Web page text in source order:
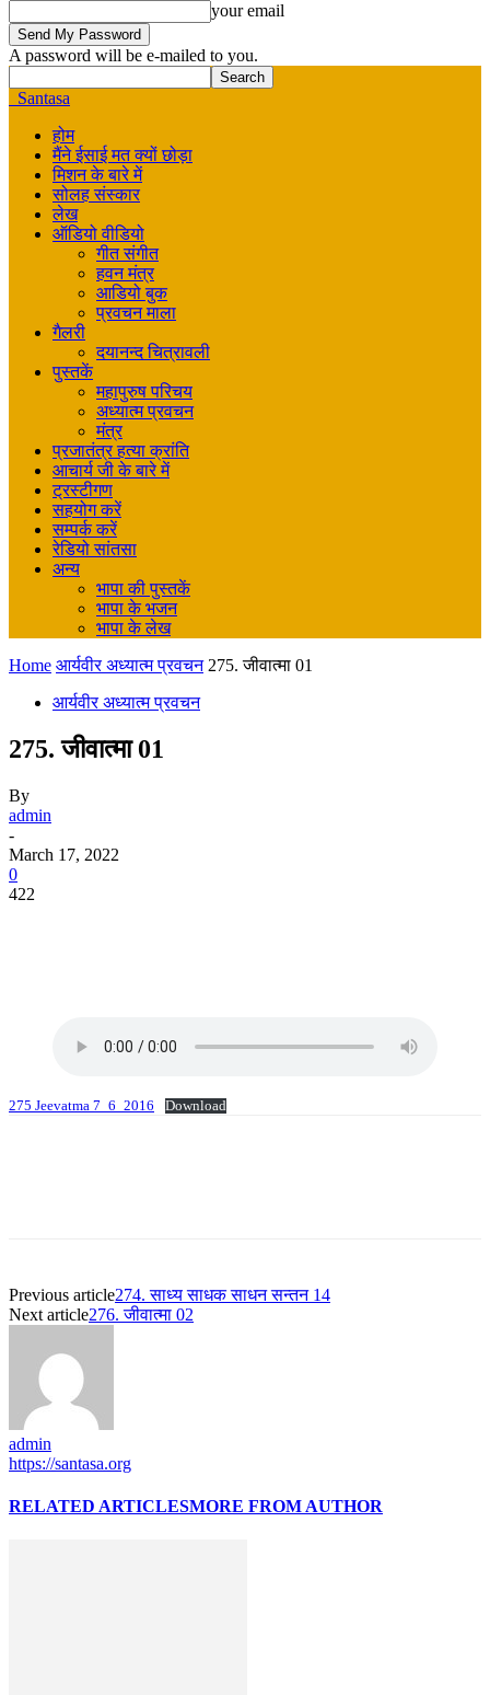
your email
A password will be e-mailed to you.
Santasa
होम
मैंने ईसाई मत क्यों छोड़ा
मिशन के बारे में
सोलह संस्कार
लेख
ऑडियो वीडियो
गीत संगीत
हवन मंत्र
आडियो बुक
प्रवचन माला
गैलरी
दयानन्द चित्रावली
पुस्तकें
महापुरुष परिचय
अध्यात्म प्रवचन
मंत्र
प्रजातंत्र हत्या क्रांति
आचार्य जी के बारे में
ट्रस्टीगण
सहयोग करें
सम्पर्क करें
रेडियो सांतसा
अन्य
भापा की पुस्तकें
भापा के भजन
भापा के लेख
Home आर्यवीर अध्यात्म प्रवचन 275. जीवात्मा 01
आर्यवीर अध्यात्म प्रवचन
275. जीवात्मा 01
By
admin
-
March 17, 2022
0
422
275 Jeevatma 7_6_2016 Download
Previous article274. साध्य साधक साधन सन्तन 14
Next article276. जीवात्मा 02
admin
https://santasa.org
RELATED ARTICLESMORE FROM AUTHOR